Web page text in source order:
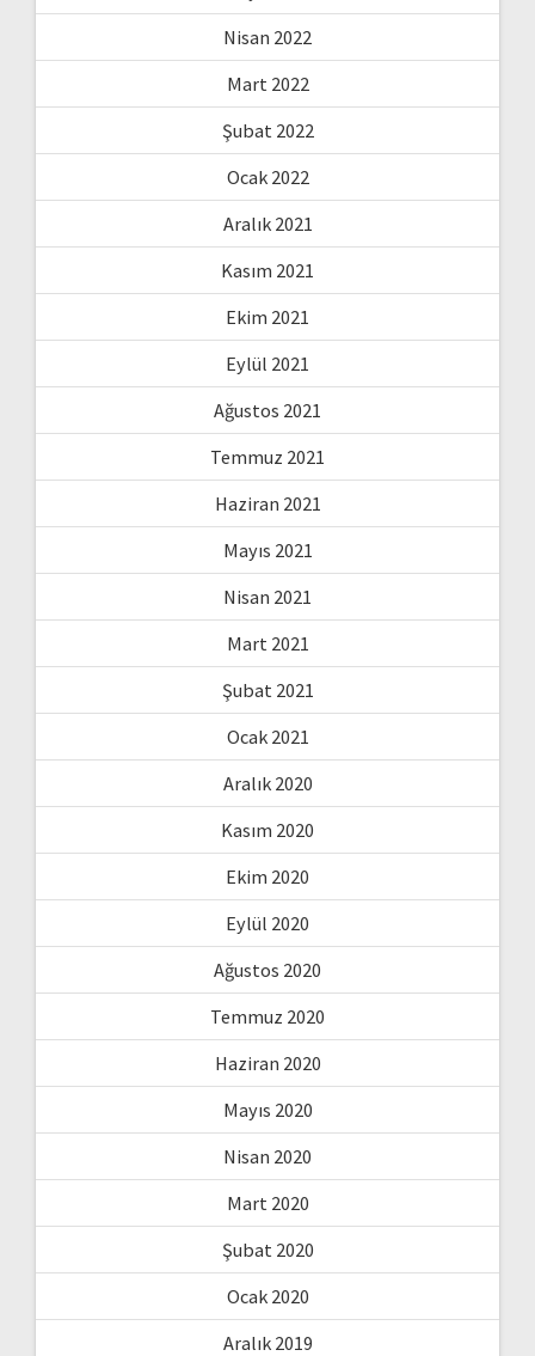
Nisan 2022
Mart 2022
Şubat 2022
Ocak 2022
Aralık 2021
Kasım 2021
Ekim 2021
Eylül 2021
Ağustos 2021
Temmuz 2021
Haziran 2021
Mayıs 2021
Nisan 2021
Mart 2021
Şubat 2021
Ocak 2021
Aralık 2020
Kasım 2020
Ekim 2020
Eylül 2020
Ağustos 2020
Temmuz 2020
Haziran 2020
Mayıs 2020
Nisan 2020
Mart 2020
Şubat 2020
Ocak 2020
Aralık 2019